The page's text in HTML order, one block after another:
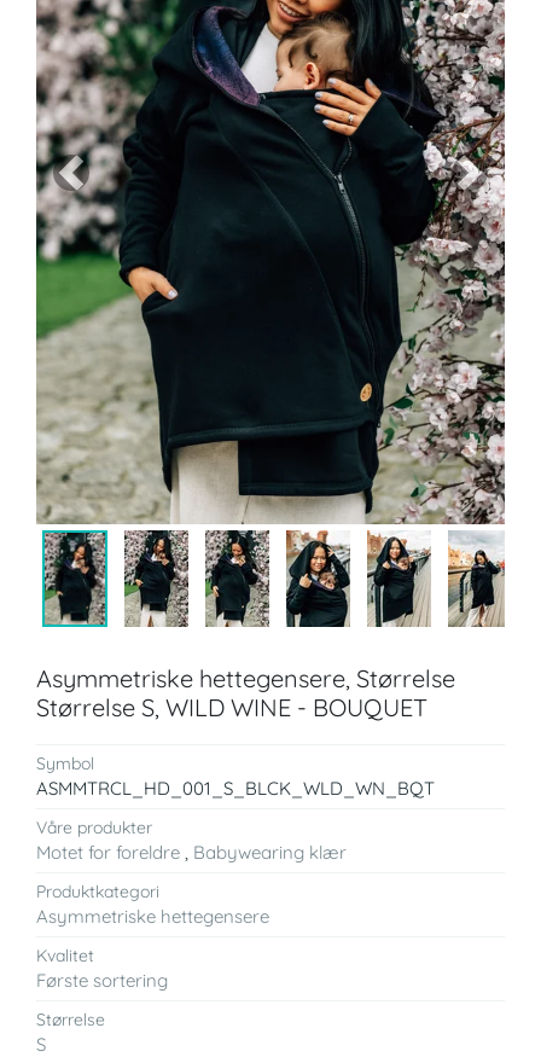
Previous Next
Asymmetriske hettegensere, Størrelse
Størrelse S, WILD WINE - BOUQUET
Symbol
ASMMTRCL_HD_001_S_BLCK_WLD_WN_BQT
Våre produkter
Motet for foreldre Babywearing klær
Produktkategori
Asymmetriske hettegensere
Kvalitet
Første sortering
Størrelse
S